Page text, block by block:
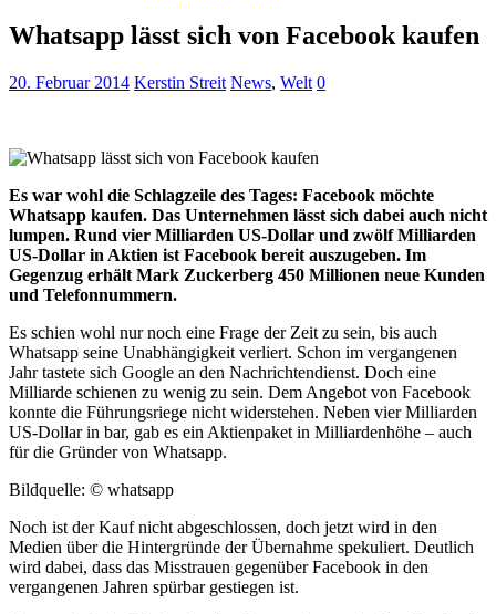
Whatsapp lässt sich von Facebook kaufen
20. Februar 2014 Kerstin Streit News, Welt 0
Es war wohl die Schlagzeile des Tages: Facebook möchte
Whatsapp kaufen. Das Unternehmen lässt sich dabei auch nicht
lumpen. Rund vier Milliarden US-Dollar und zwölf Milliarden
US-Dollar in Aktien ist Facebook bereit auszugeben. Im
Gegenzug erhält Mark Zuckerberg 450 Millionen neue Kunden
und Telefonnummern.
Es schien wohl nur noch eine Frage der Zeit zu sein, bis auch
Whatsapp seine Unabhängigkeit verliert. Schon im vergangenen
Jahr tastete sich Google an den Nachrichtendienst. Doch eine
Milliarde schienen zu wenig zu sein. Dem Angebot von Facebook
konnte die Führungsriege nicht widerstehen. Neben vier Milliarden
US-Dollar in bar, gab es ein Aktienpaket in Milliardenhöhe – auch
für die Gründer von Whatsapp.
Bildquelle: © whatsapp
Noch ist der Kauf nicht abgeschlossen, doch jetzt wird in den
Medien über die Hintergründe der Übernahme spekuliert. Deutlich
wird dabei, dass das Misstrauen gegenüber Facebook in den
vergangenen Jahren spürbar gestiegen ist.